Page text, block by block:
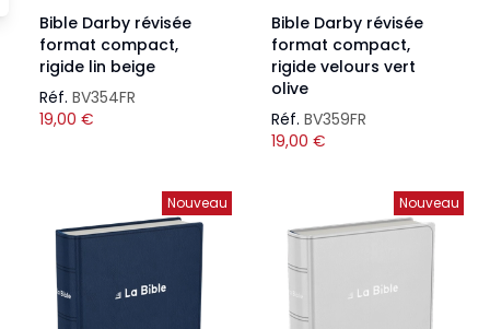
Bible Darby révisée
format compact,
rigide lin beige
Réf. BV354FR
19,00 €
Bible Darby révisée
format compact,
rigide velours vert
olive
Réf. BV359FR
19,00 €
Nouveau Nouveau